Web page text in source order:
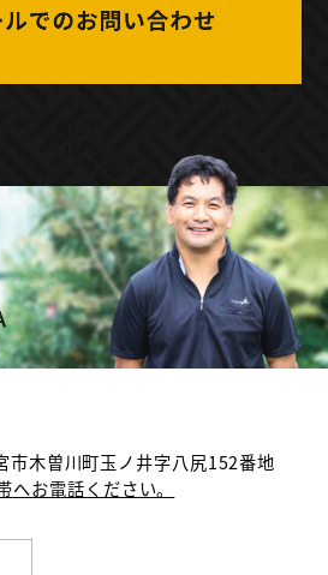
木曽川町玉ノ井字八尻152番地
お電話ください。